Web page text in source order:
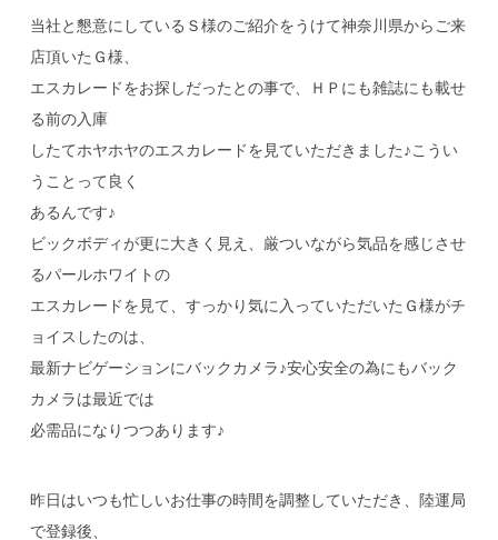
当社と懇意にしているＳ様のご紹介をうけて神奈川県からご来
店頂いたＧ様、
エスカレードをお探しだったとの事で、ＨＰにも雑誌にも載せ
る前の入庫
したてホヤホヤのエスカレードを見ていただきました♪こうい
うことって良く
あるんです♪
ビックボディが更に大きく見え、厳ついながら気品を感じさせ
るパールホワイトの
エスカレードを見て、すっかり気に入っていただいたＧ様がチ
ョイスしたのは、
最新ナビゲーションにバックカメラ♪安心安全の為にもバック
カメラは最近では
必需品になりつつあります♪
昨日はいつも忙しいお仕事の時間を調整していただき、陸運局
で登録後、